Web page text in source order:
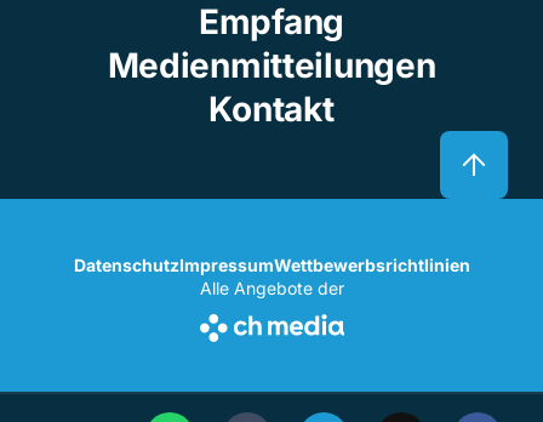
Empfang
Medienmitteilungen
Kontakt
DatenschutzImpressumWettbewerbsrichtlinien
Alle Angebote der